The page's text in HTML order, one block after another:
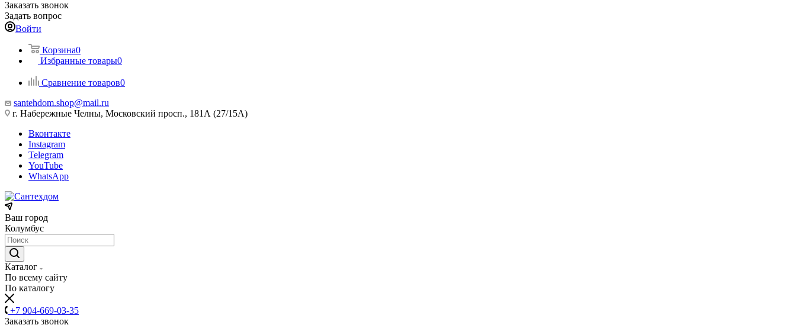
Заказать звонок
Задать вопрос
Войти
Корзина0
Избранные товары0
Сравнение товаров0
santehdom.shop@mail.ru
г. Набережные Челны, Московский просп., 181А (27/15А)
Вконтакте
Instagram
Telegram
YouTube
WhatsApp
Ваш город
Колумбус
Каталог
По всему сайту
По каталогу
+7 904-669-03-35
Заказать звонок